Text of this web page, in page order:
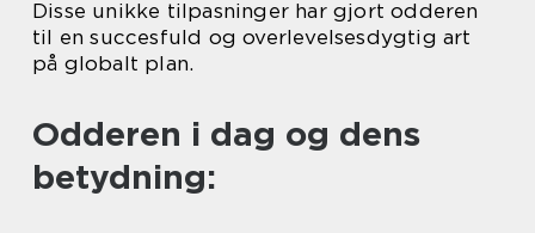
Disse unikke tilpasninger har gjort odderen
til en succesfuld og overlevelsesdygtig art
på globalt plan.
Odderen i dag og dens
betydning: